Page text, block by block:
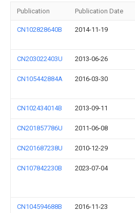
Publication Publication Date
CN102828640B 2014-11-19
CN203022403U 2013-06-26
CN105442884A 2016-03-30
CN102434014B 2013-09-11
CN201857786U 2011-06-08
CN201687238U 2010-12-29
CN107842230B 2023-07-04
CN104594688B 2016-11-23